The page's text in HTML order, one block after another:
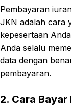
Pembayaran
JKN adalah cara
kepesertaan
Anda selalu
data dengan
pembayaran.
2. Cara Bayar